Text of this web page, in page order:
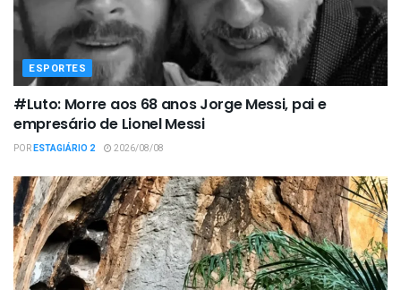
ESPORTES
#Luto: Morre aos 68 anos Jorge Messi, pai e
empresário de Lionel Messi
PORESTAGIÁRIO 2 2026/08/08